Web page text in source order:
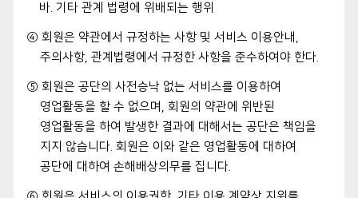
바. 기타 관계 법령에 위배되는 행위
④ 회원은 약관에서 규정하는 사항 및 서비스 이용안내,
주의사항, 관계법령에서 규정한 사항을 준수하여야 한다.
⑤ 회원은 공단의 사전승낙 없는 서비스를 이용하여
영업활동을 할 수 없으며, 회원의 약관에 위반된
영업활동을 하여 발생한 결과에 대해서는 공단은 책임을
지지 않습니다. 회원은 이와 같은 영업활동에 대하여
공단에 대하여 손해배상의무를 집니다.